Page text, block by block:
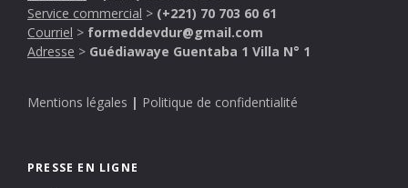
Service commercial > (+221) 70 703 60 61
Courriel > formeddevdur@gmail.com
Adresse > Guédiawaye Guentaba 1 Villa N° 1
Mentions légales | Politique de confidentialité
PRESSE EN LIGNE